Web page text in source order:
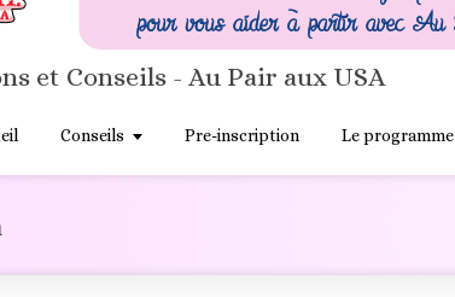
et Conseils - Au Pair aux USA
Conseils Pre-inscription Le programme